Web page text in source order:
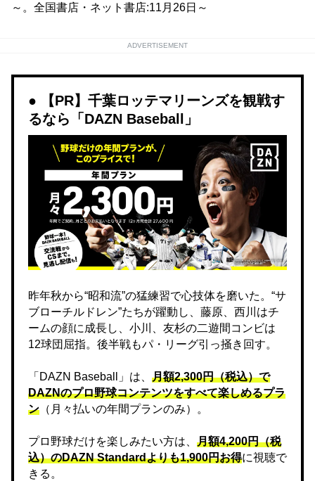
～。全国書店・ネット書店:11月26日～
ADVERTISEMENT
【PR】千葉ロッテマリーンズを観戦す
るなら「DAZN Baseball」
昨年秋から“昭和流”の猛練習で心技体を磨いた。“サ
ブローチルドレン”たちが躍動し、藤原、西川はチ
ームの顔に成長し、小川、友杉の二遊間コンビは
12球団屈指。後半戦もパ・リーグ引っ掻き回す。
「DAZN Baseball」は、 月額2,300円（税込）で
DAZNのプロ野球コンテンツをすべて楽しめるプラ
ン （月々払いの年間プランのみ）。
プロ野球だけを楽しみたい方は、 月額4,200円（税
込）のDAZN Standard​よりも1,900円お得に視聴で
きる。